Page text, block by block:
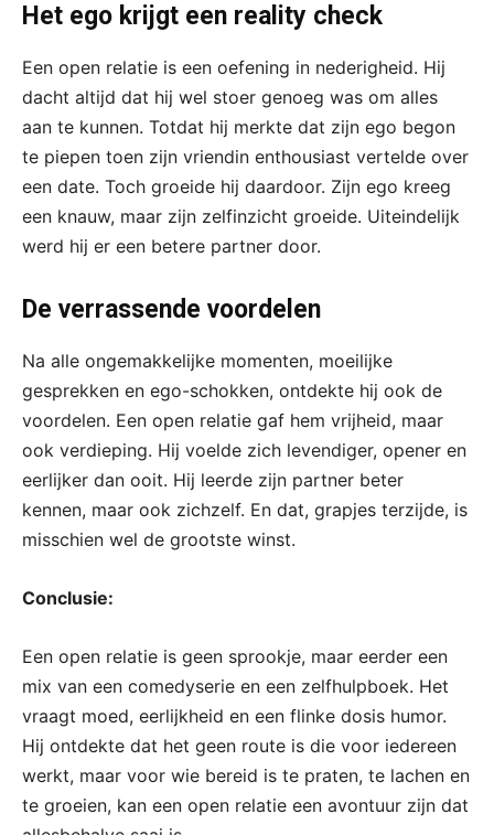
Het ego krijgt een reality check
Een open relatie is een oefening in nederigheid. Hij
dacht altijd dat hij wel stoer genoeg was om alles
aan te kunnen. Totdat hij merkte dat zijn ego begon
te piepen toen zijn vriendin enthousiast vertelde over
een date. Toch groeide hij daardoor. Zijn ego kreeg
een knauw, maar zijn zelfinzicht groeide. Uiteindelijk
werd hij er een betere partner door.
De verrassende voordelen
Na alle ongemakkelijke momenten, moeilijke
gesprekken en ego-schokken, ontdekte hij ook de
voordelen. Een open relatie gaf hem vrijheid, maar
ook verdieping. Hij voelde zich levendiger, opener en
eerlijker dan ooit. Hij leerde zijn partner beter
kennen, maar ook zichzelf. En dat, grapjes terzijde, is
misschien wel de grootste winst.
Conclusie:
Een open relatie is geen sprookje, maar eerder een
mix van een comedyserie en een zelfhulpboek. Het
vraagt moed, eerlijkheid en een flinke dosis humor.
Hij ontdekte dat het geen route is die voor iedereen
werkt, maar voor wie bereid is te praten, te lachen en
te groeien, kan een open relatie een avontuur zijn dat